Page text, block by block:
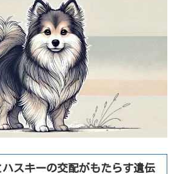
スキーの交配がもたらす遺伝